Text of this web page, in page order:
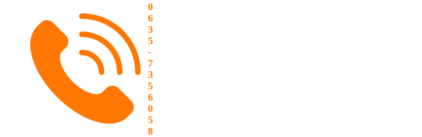
0
6
3
5
-
7
3
5
6
0
5
8